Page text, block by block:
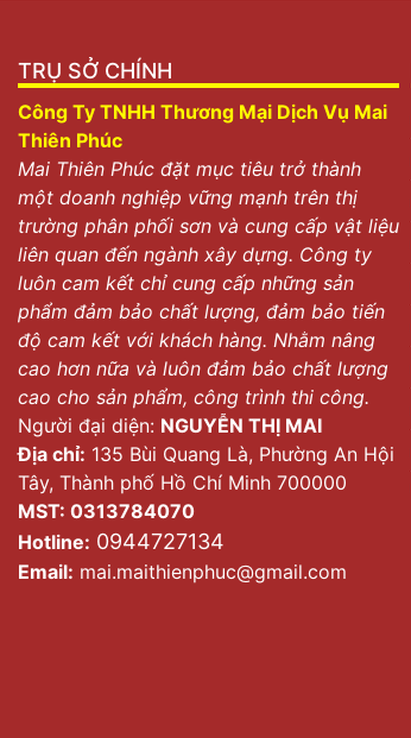
TRỤ SỞ CHÍNH
Công Ty TNHH Thương Mại Dịch Vụ Mai
Thiên Phúc
Mai Thiên Phúc đặt mục tiêu trở thành
một doanh nghiệp vững mạnh trên thị
trường phân phối sơn và cung cấp vật liệu
liên quan đến ngành xây dựng. Công ty
luôn cam kết chỉ cung cấp những sản
phẩm đảm bảo chất lượng, đảm bảo tiến
độ cam kết với khách hàng. Nhằm nâng
cao hơn nữa và luôn đảm bảo chất lượng
cao cho sản phẩm, công trình thi công.
Người đại diện: NGUYỄN THỊ MAI
Địa chỉ: 135 Bùi Quang Là, Phường An Hội
Tây, Thành phố Hồ Chí Minh 700000
MST: 0313784070
Hotline: 0944727134
Email: mai.maithienphuc@gmail.com